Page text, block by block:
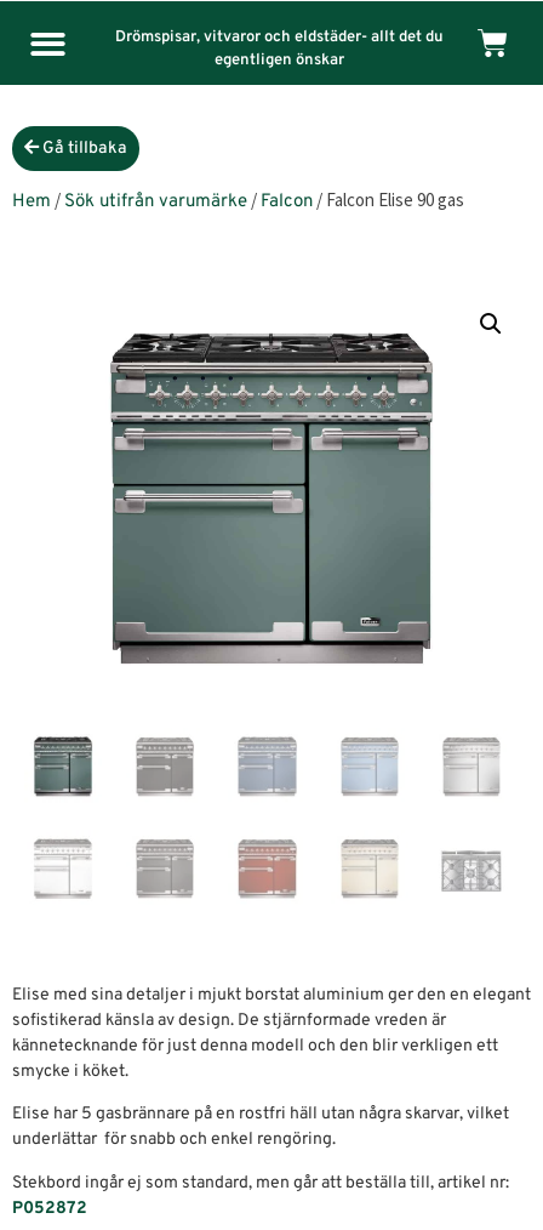
Drömspisar, vitvaror och eldstäder- allt det du
egentligen önskar
Gå tillbaka
Hem / Sök utifrån varumärke / Falcon / Falcon Elise 90 gas
Elise med sina detaljer i mjukt borstat aluminium ger den en elegant
sofistikerad känsla av design. De stjärnformade vreden är
kännetecknande för just denna modell och den blir verkligen ett
smycke i köket.
Elise har 5 gasbrännare på en rostfri häll utan några skarvar, vilket
underlättar för snabb och enkel rengöring.
Stekbord ingår ej som standard, men går att beställa till, artikel nr:
P052872